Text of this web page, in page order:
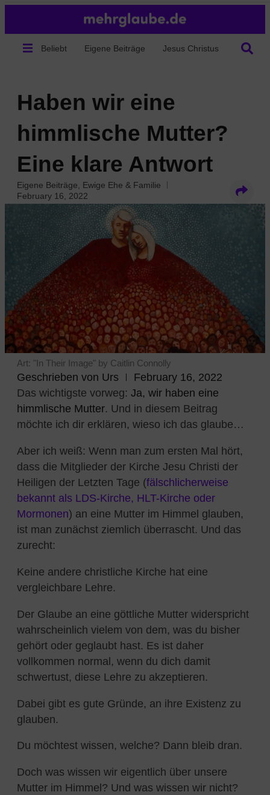
Beliebt Eigene Beiträge Jesus Christus Über
Haben wir eine
himmlische Mutter?
Eine klare Antwort
Eigene Beiträge
Ewige Ehe & Familie
February 16, 2022
Art: "In Their Image" by Caitlin Connolly
Geschrieben von Urs
February 16, 2022
Das wichtigste vorweg: Ja, wir haben eine
himmlische Mutter. Und in diesem Beitrag
möchte ich dir erklären, wieso ich das glaube…
Aber ich weiß: Wenn man zum ersten Mal hört,
dass die Mitglieder der Kirche Jesu Christi der
Heiligen der Letzten Tage (fälschlicherweise
bekannt als LDS-Kirche, HLT-Kirche oder
Mormonen) an eine Mutter im Himmel glauben,
ist man zunächst ziemlich überrascht. Und das
zurecht:
Keine andere christliche Kirche hat eine
vergleichbare Lehre.
Der Glaube an eine göttliche Mutter widerspricht
wahrscheinlich vielem von dem, was du bisher
gehört oder geglaubt hast. Es ist daher
vollkommen normal, wenn du dich damit
schwertust, diese Lehre zu akzeptieren.
Dabei gibt es gute Gründe, an ihre Existenz zu
glauben.
Du möchtest wissen, welche? Dann bleib dran.
Doch was wissen wir eigentlich über unsere
Mutter im Himmel? Und was wissen wir nicht?